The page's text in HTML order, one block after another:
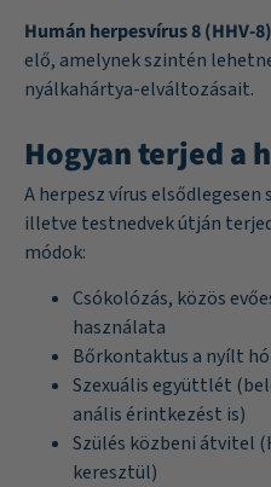
Humán herpesvírus 8 (HHV-
elő, amelynek szintén
nyálkahártya-elváltozásait.
Hogyan terjed a
A herpesz vírus
illetve testnedvek útján
módok:
Csókolózás, közös
használata
Bőrkontaktus a nyílt
Szexuális együttlét
anális érintkezést is)
Szülés közbeni átvitel
keresztül)